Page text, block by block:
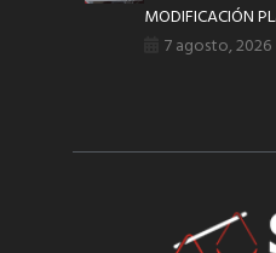
MODIFICACIÓN
7 agosto, 2026